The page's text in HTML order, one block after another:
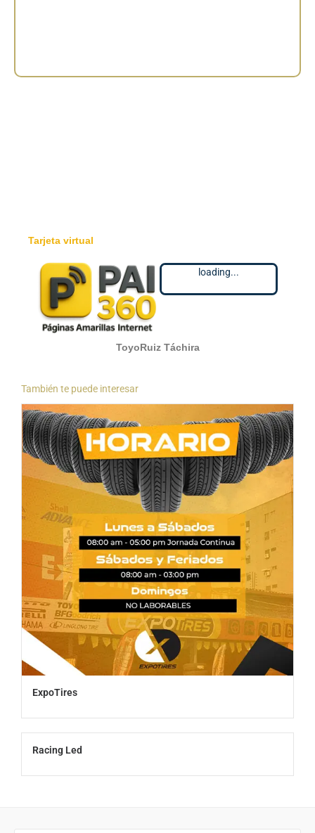
Tarjeta virtual
loading...
ToyoRuiz Táchira
También te puede interesar
ExpoTires
Racing Led